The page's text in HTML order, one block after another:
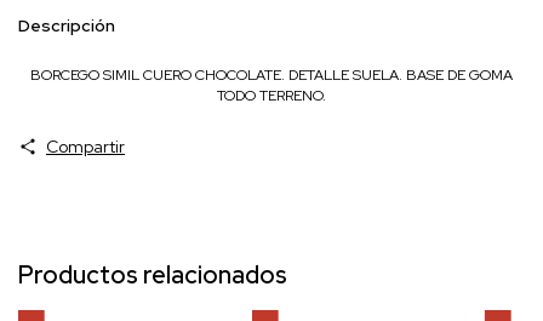
Descripción
BORCEGO SIMIL CUERO CHOCOLATE. DETALLE SUELA. BASE DE GOMA
TODO TERRENO.
Compartir
Productos relacionados